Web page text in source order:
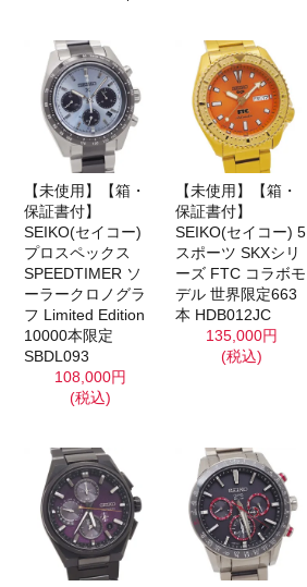
【未使用】【箱・
保証書付】
SEIKO(セイコー)
プロスペックス
SPEEDTIMER ソ
ーラークロノグラ
フ Limited Edition
10000本限定
SBDL093
108,000円
(税込)
【未使用】【箱・
保証書付】
SEIKO(セイコー) 5
スポーツ SKXシリ
ーズ FTC コラボモ
デル 世界限定663
本 HDB012JC
135,000円
(税込)